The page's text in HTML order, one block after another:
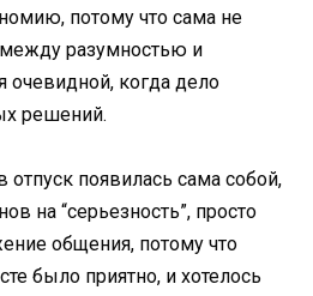
потому что сама не
разумностью и
очевидной, когда дело
решений.
отпуск появилась сама собой,
на “серьезность”, просто
общения, потому что
было приятно, и хотелось